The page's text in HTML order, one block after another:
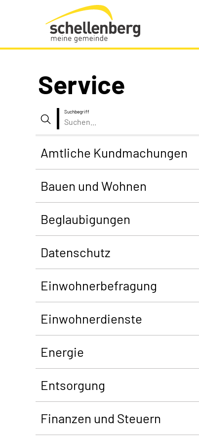
Gemeinde Schellenberg Startseite
Service
Suchbegriff
Amtliche Kundmachungen
Bauen und Wohnen
Beglaubigungen
Datenschutz
Einwohnerbefragung
Einwohnerdienste
Energie
Entsorgung
Finanzen und Steuern